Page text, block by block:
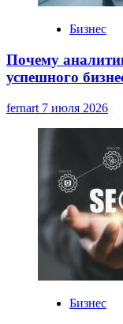
Бизнес
Почему
успешного
fernart 7 июля 2026
Бизнес